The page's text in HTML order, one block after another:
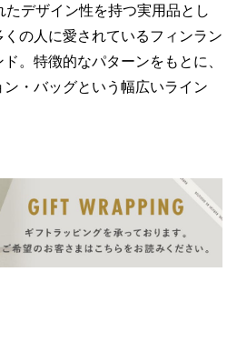
たデザイン性を持つ実用品とし
の人に愛されているフィンラン
。特徴的なパターンをもとに、
・バッグという幅広いライン